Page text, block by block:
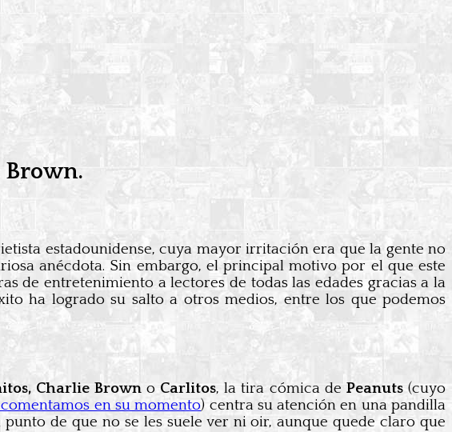
Brown.
estadounidense, cuya mayor irritación era que la gente no
anécdota. Sin embargo, el principal motivo por el que este
de entretenimiento a lectores de todas las edades gracias a la
ha logrado su salto a otros medios, entre los que podemos
Charlie Browno Carlitos, la tira cómica de Peanuts(cuyo
en su momento) centra su atención en una pandilla
de que no se les suele ver ni oir, aunque quede claro que